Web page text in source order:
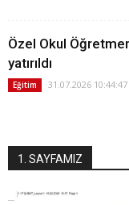
Özel Okul
yatırıldı
Eğitim 31.07.2026 10:44:47
1. SAYFAMIZ